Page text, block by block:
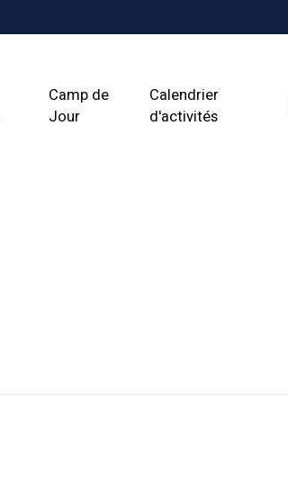
Camp de
Jour
Calendrier
d'activités